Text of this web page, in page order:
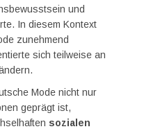
und
In diesem Kontext
zunehmend
sich teilweise an
Mode nicht nur
geprägt ist,
sozialen